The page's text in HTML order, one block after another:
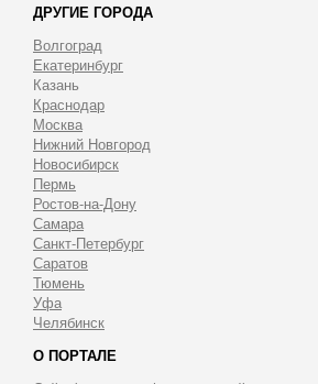
ДРУГИЕ ГОРОДА
Волгоград
Екатеринбург
Казань
Краснодар
Москва
Нижний Новгород
Новосибирск
Пермь
Ростов-на-Дону
Самара
Санкт-Петербург
Саратов
Тюмень
Уфа
Челябинск
О ПОРТАЛЕ